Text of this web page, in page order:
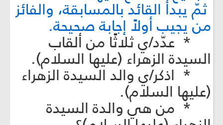
ثمّ يبدأ القائد بالمسابقة، والفائز
من يجيب أولاً إجابة صحيحة.
* عدّد/ي ثلاثًا من ألقاب
السيدة الزهراء (عليها السلام).
* اذكر/ي والد السيدة الزهراء
(عليها السلام).
* من هي والدة السيدة